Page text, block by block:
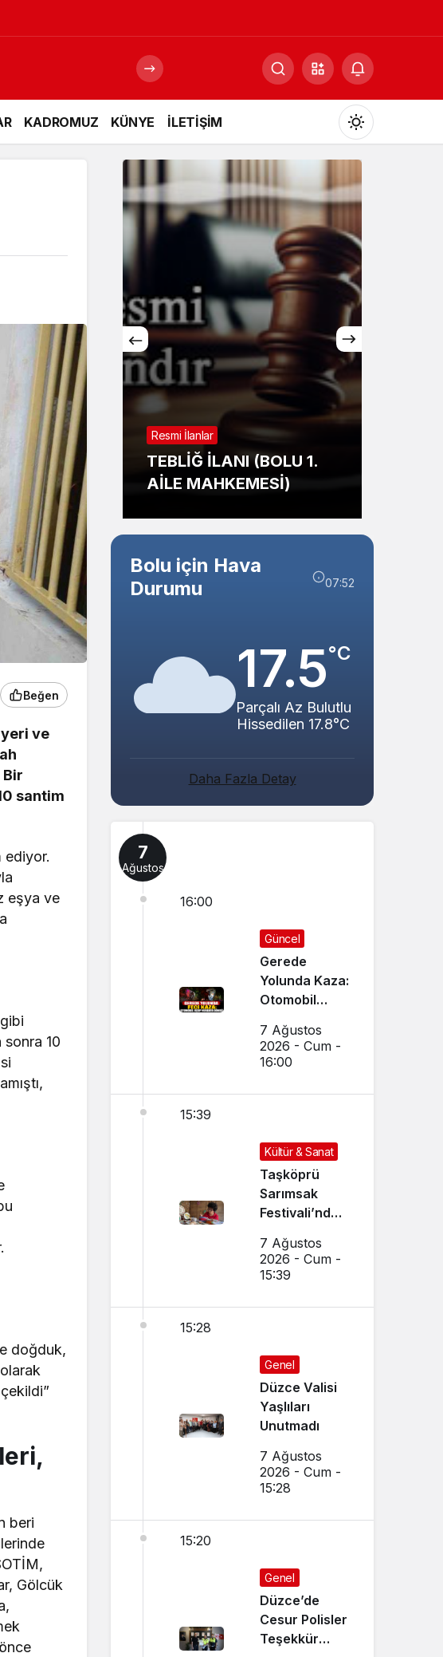
KADROMUZ KÜNYE İLETİŞİM
Mod
değiştir
Gündüz Modu
Gündüz modunu seçin.
Gece Modu
Gece modunu seçin.
Sistem Modu
Sistem modunu seçin.
Beğen
ve
Bir
santim
ediyor.
eşya ve
10
doğduk,
beri
Gölcük
1.
Resmi İlanlar
TAŞINMAZ SATIŞ
İHALESİ (GEREDE
BELEDİYESİ)
Bolu için Hava
Durumu
07:52
17.5°C
Parçalı Az Bulutlu
Hissedilen 17.8°C
Daha Fazla Detay
7
Ağustos
16:00
Güncel
Gerede
Yolunda Kaza:
Otomobil
Hurdaya
Döndü
7 Ağustos
2026 - Cum -
16:00
15:39
Kültür & Sanat
Taşköprü
Sarımsak
Festivali’nde
Yöresel
Lezzetler
7 Ağustos
2026 - Cum -
15:39
15:28
Genel
Düzce Valisi
Yaşlıları
Unutmadı
7 Ağustos
2026 - Cum -
15:28
15:20
Genel
Düzce’de
Cesur Polisler
Teşekkür